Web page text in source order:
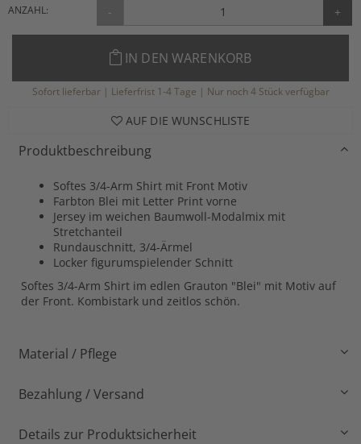
ANZAHL: - +
IN DEN WARENKORB
Sofort lieferbar | Lieferfrist 1-4 Tage | Nur noch 4 Stück verfügbar
AUF DIE WUNSCHLISTE
Produktbeschreibung
Softes 3/4-Arm Shirt mit Front Motiv
Farbton Blei mit Letter Print vorne
Jersey im weichen Baumwoll-Modalmix mit
Stretchanteil
Rundauschnitt, 3/4-Ärmel
Locker figurumspielender Schnitt
Softes 3/4-Arm Shirt im edlen Grauton "Blei" mit Motiv auf
der Front. Kombistark und zeitlos schön.
Material / Pflege
Bezahlung / Versand
Details zur Produktsicherheit